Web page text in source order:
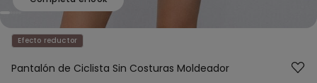
Efecto reductor
Pantalón de Ciclista Sin Costuras Moldeador